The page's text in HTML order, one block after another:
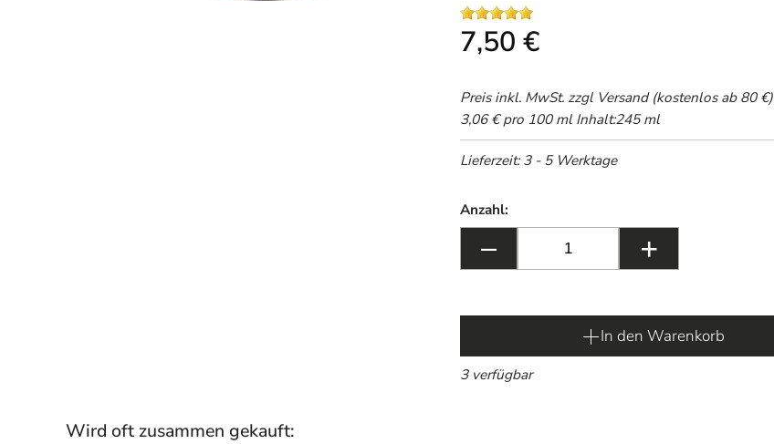
7,50 €
Preis inkl. MwSt. zzgl Versand (kostenlos ab 80 €)
3,06 € pro 100 ml Inhalt:245 ml
Lieferzeit: 3 - 5 Werktage
Anzahl:
– +
In den Warenkorb
3 verfügbar
Wird oft zusammen gekauft: